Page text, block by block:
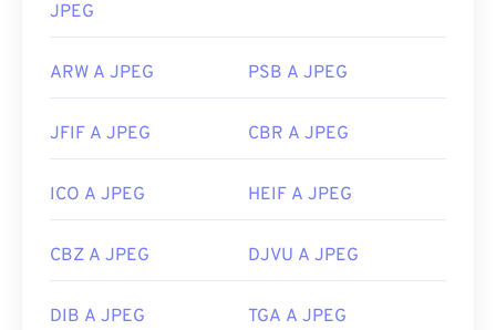
JPEG
ARW A JPEG PSB A JPEG
JFIF A JPEG CBR A JPEG
ICO A JPEG HEIF A JPEG
CBZ A JPEG DJVU A JPEG
DIB A JPEG TGA A JPEG